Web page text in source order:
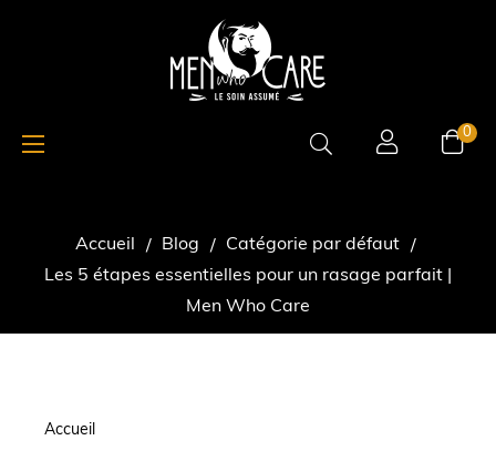
0
Basculer
la
☰
Accueil Blog
Catégorie par défaut
Les 5 étapes essentielles pour un rasage parfait |
Men Who Care
Accueil